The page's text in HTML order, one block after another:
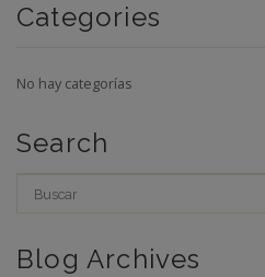
Categories
No hay categorías
Search
Blog Archives